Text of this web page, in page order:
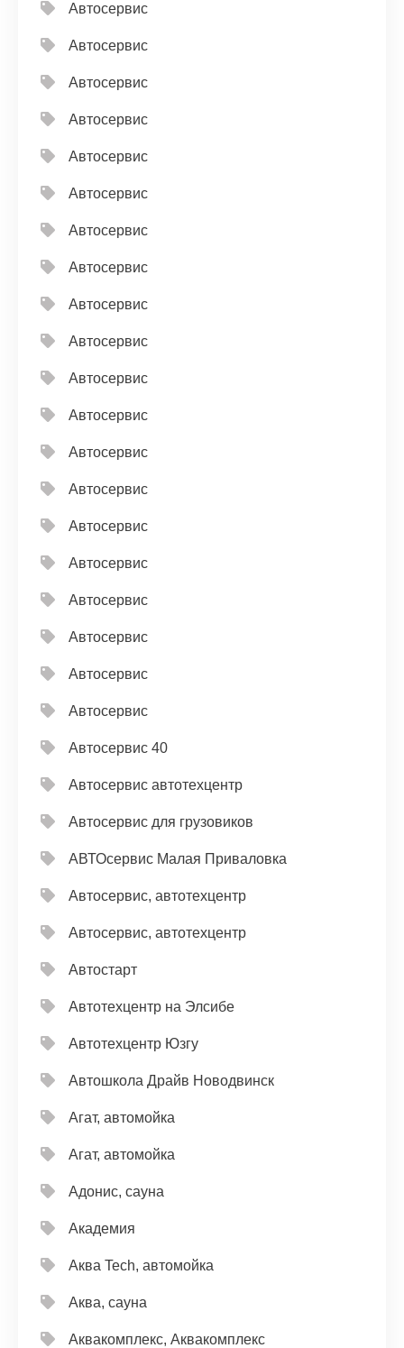
Автосервис
Автосервис
Автосервис
Автосервис
Автосервис
Автосервис
Автосервис
Автосервис
Автосервис
Автосервис
Автосервис
Автосервис
Автосервис
Автосервис
Автосервис
Автосервис
Автосервис
Автосервис
Автосервис
Автосервис
Автосервис 40
Автосервис автотехцентр
Автосервис для грузовиков
АВТОсервис Малая Приваловка
Автосервис, автотехцентр
Автосервис, автотехцентр
Автостарт
Автотехцентр на Элсибе
Автотехцентр Юзгу
Автошкола Драйв Новодвинск
Агат, автомойка
Агат, автомойка
Адонис, сауна
Академия
Аква Tech, автомойка
Аква, сауна
Аквакомплекс, Аквакомплекс